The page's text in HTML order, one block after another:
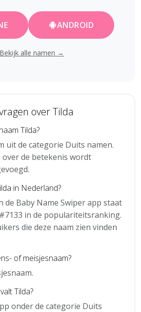
ANDROID
Bekijk alle namen →
over Tilda
Tilda?
uit de categorie Duits namen.
de betekenis wordt
in Nederland?
de Baby Name Swiper app staat
in de populariteitsranking.
die deze naam zien vinden
of meisjesnaam?
Tilda?
onder de categorie Duits